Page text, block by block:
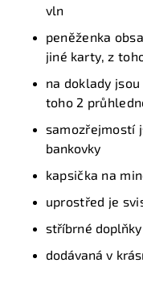
vln
peněženka
jiné karty, z
na doklady
toho 2
samozřejmostí
bankovky
kapsička na
uprostřed je
stříbrné doplňky
dodávaná v